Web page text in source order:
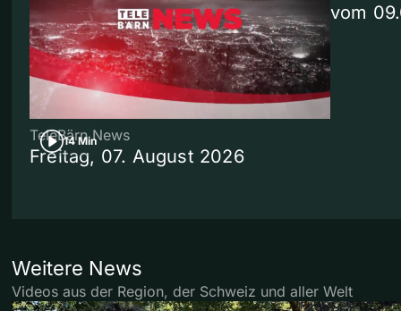
14 Min
TeleBärn News
Freitag, 07. August 2026
vom
Weitere News
Videos aus der Region, der Schweiz und aller Welt